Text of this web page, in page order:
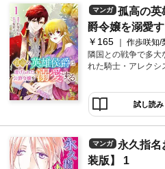
マンガ
孤高の英
爵令嬢を溺愛
￥165
作歩咲知/
隣国との戦争で多大
れた騎士・アレクシ
と婚約する。だが
誰よりも優しく、
通わせていく二人。
とを訪れたアレク
することに…！？愛
が紡ぐ、溺愛ラブス
試し読み
マンガ
永久指名
装版】 1